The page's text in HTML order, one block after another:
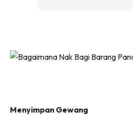
Menyimpan Gewang